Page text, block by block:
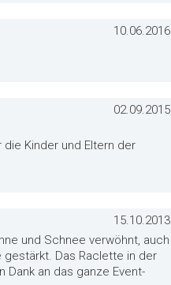
10.06.2016
02.09.2015
Kinder und Eltern der
15.10.2013
und Schnee verwöhnt, auch
gestärkt. Das Raclette in der
an das ganze Event-